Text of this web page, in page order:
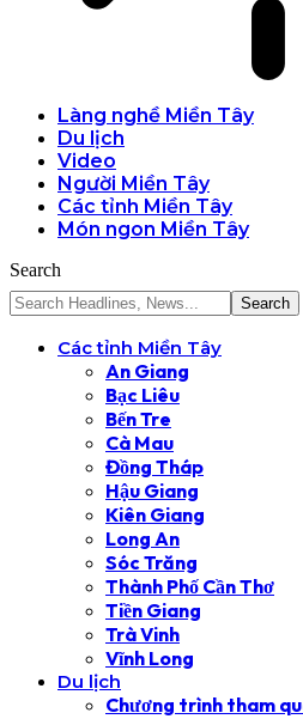
Làng nghề Miền Tây
Du lịch
Video
Người Miền Tây
Các tỉnh Miền Tây
Món ngon Miền Tây
Search
Các tỉnh Miền Tây
An Giang
Bạc Liêu
Bến Tre
Cà Mau
Đồng Tháp
Hậu Giang
Kiên Giang
Long An
Sóc Trăng
Thành Phố Cần Thơ
Tiền Giang
Trà Vinh
Vĩnh Long
Du lịch
Chương trình tham